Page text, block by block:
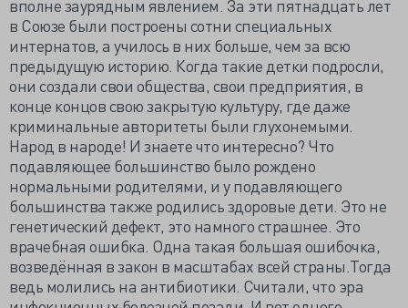
вполне заурядным явлением. За эти пятнадцать лет
в Союзе были построены сотни специальных
интернатов, а училось в них больше, чем за всю
предыдущую историю. Когда такие детки подросли,
они создали свои общества, свои предприятия, в
конце концов свою закрытую культуру, где даже
криминальные авторитеты были глухонемыми.
Народ в народе! И знаете что интересно? Что
подавляющее большинство было рождено
нормальными родителями, и у подавляющего
большинства также родились здоровые дети. Это не
генетический дефект, это намного страшнее. Это
врачебная ошибка. Одна такая большая ошибочка,
возведённая в закон в масштабах всей страны.Тогда
ведь молились на антибиотики. Считали, что эра